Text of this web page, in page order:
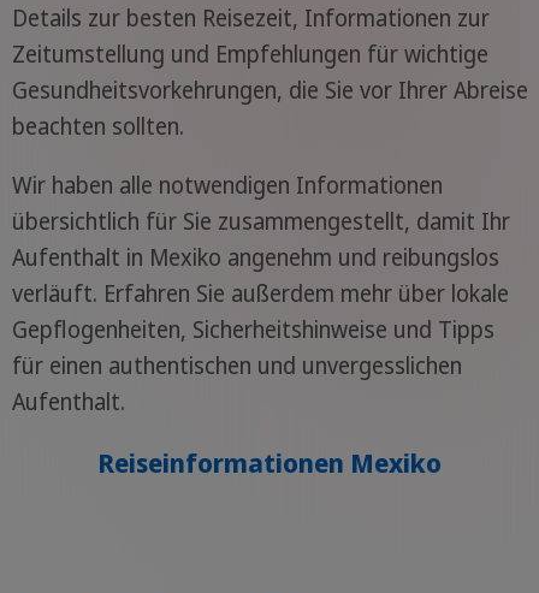
Details zur besten Reisezeit, Informationen zur
Zeitumstellung und Empfehlungen für wichtige
Gesundheitsvorkehrungen, die Sie vor Ihrer Abreise
beachten sollten.
Wir haben alle notwendigen Informationen
übersichtlich für Sie zusammengestellt, damit Ihr
Aufenthalt in Mexiko angenehm und reibungslos
verläuft. Erfahren Sie außerdem mehr über lokale
Gepflogenheiten, Sicherheitshinweise und Tipps
für einen authentischen und unvergesslichen
Aufenthalt.
Reiseinformationen Mexiko